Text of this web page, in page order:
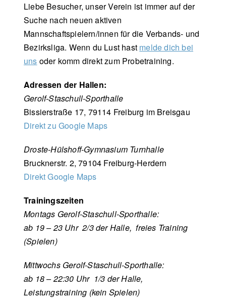
Liebe Besucher, unser Verein ist immer auf der
Suche nach neuen aktiven
Mannschaftspielern/innen für die Verbands- und
Bezirksliga. Wenn du Lust hast melde dich bei
uns oder komm direkt zum Probetraining.
Adressen der Hallen:
Gerolf-Staschull-Sporthalle
Bissierstraße 17, 79114 Freiburg im Breisgau
Direkt zu Google Maps
Droste-Hülshoff-Gymnasium Turnhalle
Brucknerstr. 2, 79104 Freiburg-Herdern
Direkt Google Maps
Trainingszeiten
Montags Gerolf-Staschull-Sporthalle:
ab 19 – 23 Uhr 2/3 der Halle, freies Training
(Spielen)
Mittwochs Gerolf-Staschull-Sporthalle:
ab 18 – 22:30 Uhr 1/3 der Halle,
Leistungstraining (kein Spielen)